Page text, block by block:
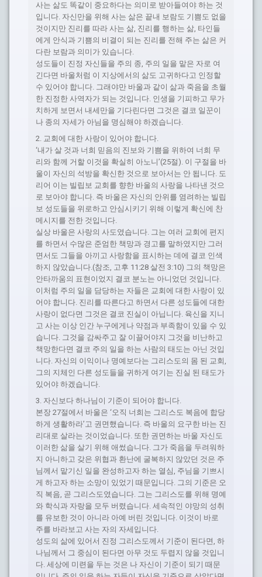
사는 삶도 똑같이 중요하다는 의미로 받아들여야 하는 것
입니다. 자신만을 위해 사는 삶은 끝내 보람도 기쁨도 없을
것이지만 진리를 따라 사는 삶, 진리를 행하는 삶, 타인들
에게 안식과 기쁨의 비결이 되는 진리를 전해 주는 삶은 커
다란 보람과 의미가 있습니다.
성도들이 진정 자신들을 주의 종, 주의 일을 맡은 자로 여
긴다면 바울처럼 이 지상에서의 삶도 고귀하다고 인정할
수 있어야 합니다. 그래야만 바울과 같이 삶과 죽음을 초월
한 진정한 사역자가 되는 것입니다. 인생을 기피하고 무가
치하게 보면서 내세만을 기다린다면 그것은 결코 일꾼이
나 종의 자세가 아님을 명심해야 하겠습니다.
2. 교회에 대한 사랑이 있어야 합니다.
‘내가 살 것과 너희 믿음의 진보와 기쁨을 위하여 너희 무
리와 함께 거할 이것을 확실히 아노니’(25절). 이 구절을 바
울이 자신의 석방을 확신한 것으로 보아서는 안 됩니다. 도
리어 이는 빌립보 교회를 향한 바울의 사랑을 나타낸 것으
로 보아야 합니다. 즉 바울은 자신의 안위를 염려하는 빌립
보 성도들을 위로하고 안심시키기 위해 이렇게 확신에 찬
메시지를 전한 것입니다.
실상 바울은 사랑의 사도였습니다. 그는 여러 교회에 편지
를 하면서 수많은 준엄한 책망과 경고를 말하였지만 그러
면서도 그들을 아끼고 사랑함을 표시하는 데에 결코 인색
하지 않았습니다.(참조, 고후 11:28 살전 3:10) 그의 책망은
안타까움의 표현이었지 결코 분노는 아니었던 것입니다.
이처럼 주의 일을 담당하는 자들은 교회에 대한 사랑이 있
어야 합니다. 진리를 따른다고 하면서 다른 성도들에 대한
사랑이 없다면 그것은 결코 진실이 아닙니다. 육신을 지니
고 사는 이상 인간 누구에게나 약점과 부족함이 있을 수 있
습니다. 그것을 감싸주고 잘 이끌어야지 그것을 비난하고
책망한다면 결코 주의 일을 하는 사람의 태도는 아닌 것입
니다. 자신의 이익이나 명예보다는 그리스도의 몸 된 교회,
그의 지체인 다른 성도들을 귀하게 여기는 진실 된 태도가
있어야 하겠습니다.
3. 자신보다 하나님이 기준이 되어야 합니다.
본장 27절에서 바울은 ‘오직 너희는 그리스도 복음에 합당
하게 생활하라’고 권면했습니다. 즉 바울의 요구한 바는 진
리대로 살라는 것이었습니다. 또한 권면하는 바울 자신도
이러한 삶을 살기 위해 애썼습니다. 그가 죽음을 두려워하
지 아니하고 갖은 위협과 환난에 굴복하지 않았던 것은 주
님께서 맡기신 일을 완성하고자 하는 열심, 주님을 기쁘시
게 하고자 하는 소망이 있었기 때문입니다. 그의 기준은 오
직 복음, 곧 그리스도였습니다. 그는 그리스도를 위해 명예
와 학식과 자랑을 모두 버렸습니다. 세속적인 야망의 성취
를 유보한 것이 아니라 아예 버린 것입니다. 이것이 바로
주를 바라보고 사는 자의 자세입니다.
성도의 삶에 있어서 진정 그리스도께서 기준이 된다면, 하
나님께서 그 중심이 된다면 아무 것도 두렵지 않을 것입니
다. 세상에 미련을 두는 것은 나 자신이 기준이 되기 때문